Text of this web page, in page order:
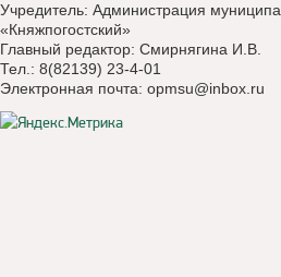
Учредитель: Администрация
«Княжпогостский»
Главный редактор: Смирнягина И.В.
Тел.: 8(82139) 23-4-01
Электронная почта: opmsu@inbox.ru